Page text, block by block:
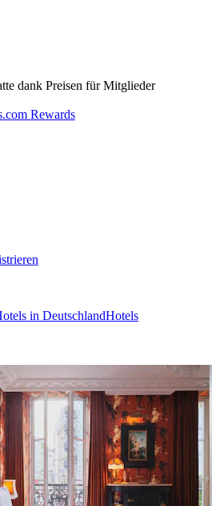
dank Preisen für Mitglieder
Rewards
in DeutschlandHotels